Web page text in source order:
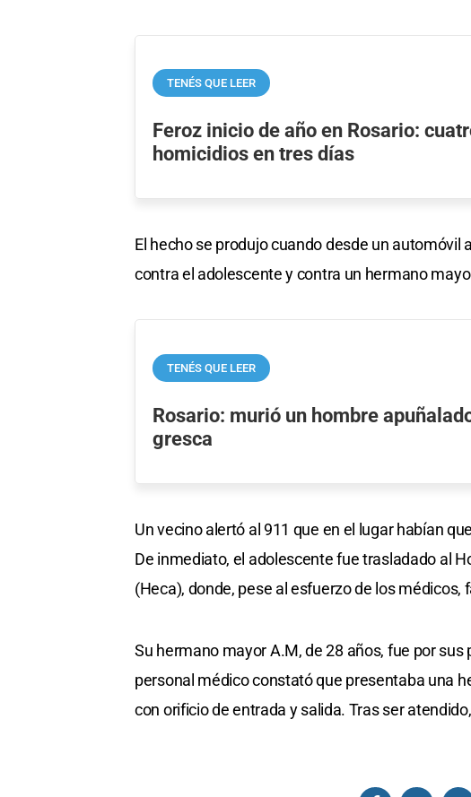
TENÉS QUE LEER
Feroz inicio de año en Rosario:
homicidios en tres días
El hecho se produjo cuando desde un
contra el adolescente y contra un hermano
TENÉS QUE LEER
Rosario: murió un hombre
gresca
Un vecino alertó al 911 que en el lugar habían
De inmediato, el adolescente fue trasladado al
(Heca), donde, pese al esfuerzo de los médicos,
Su hermano mayor A.M, de 28 años, fue por
personal médico constató que presentaba una
con orificio de entrada y salida. Tras ser